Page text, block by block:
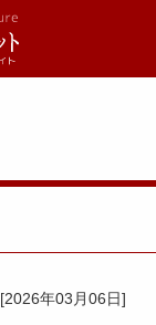
[2026年03月06日]